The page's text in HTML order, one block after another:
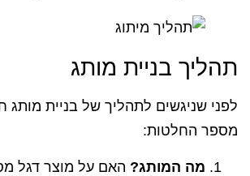
תהליך בניית מותג
לפני שניגשים לתהליך של בניית מותג
מספר החלטות:
מה המותג? האם על מוצר דגל